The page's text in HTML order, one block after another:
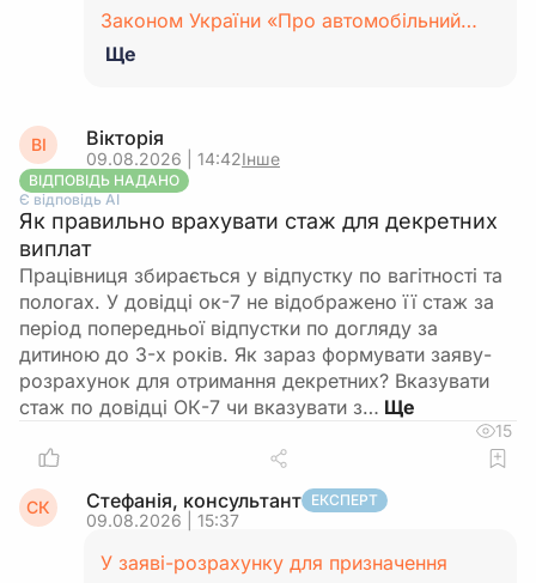
Законом України «Про автомобільний…
Ще
ВІ Вікторія
09.08.2026 | 14:42Інше
ВІДПОВІДЬ НАДАНО
Є відповідь АІ
Як правильно врахувати стаж для декретних
виплат
Працівниця збирається у відпустку по вагітності та
пологах. У довідці ок-7 не відображено її стаж за
період попередньої відпустки по догляду за
дитиною до 3-х років. Як зараз формувати заяву-
розрахунок для отримання декретних? Вказувати
стаж по довідці ОК-7 чи вказувати з…
15
СК Стефанія, консультант ЕКСПЕРТ
09.08.2026 | 15:37
У заяві-розрахунку для призначення